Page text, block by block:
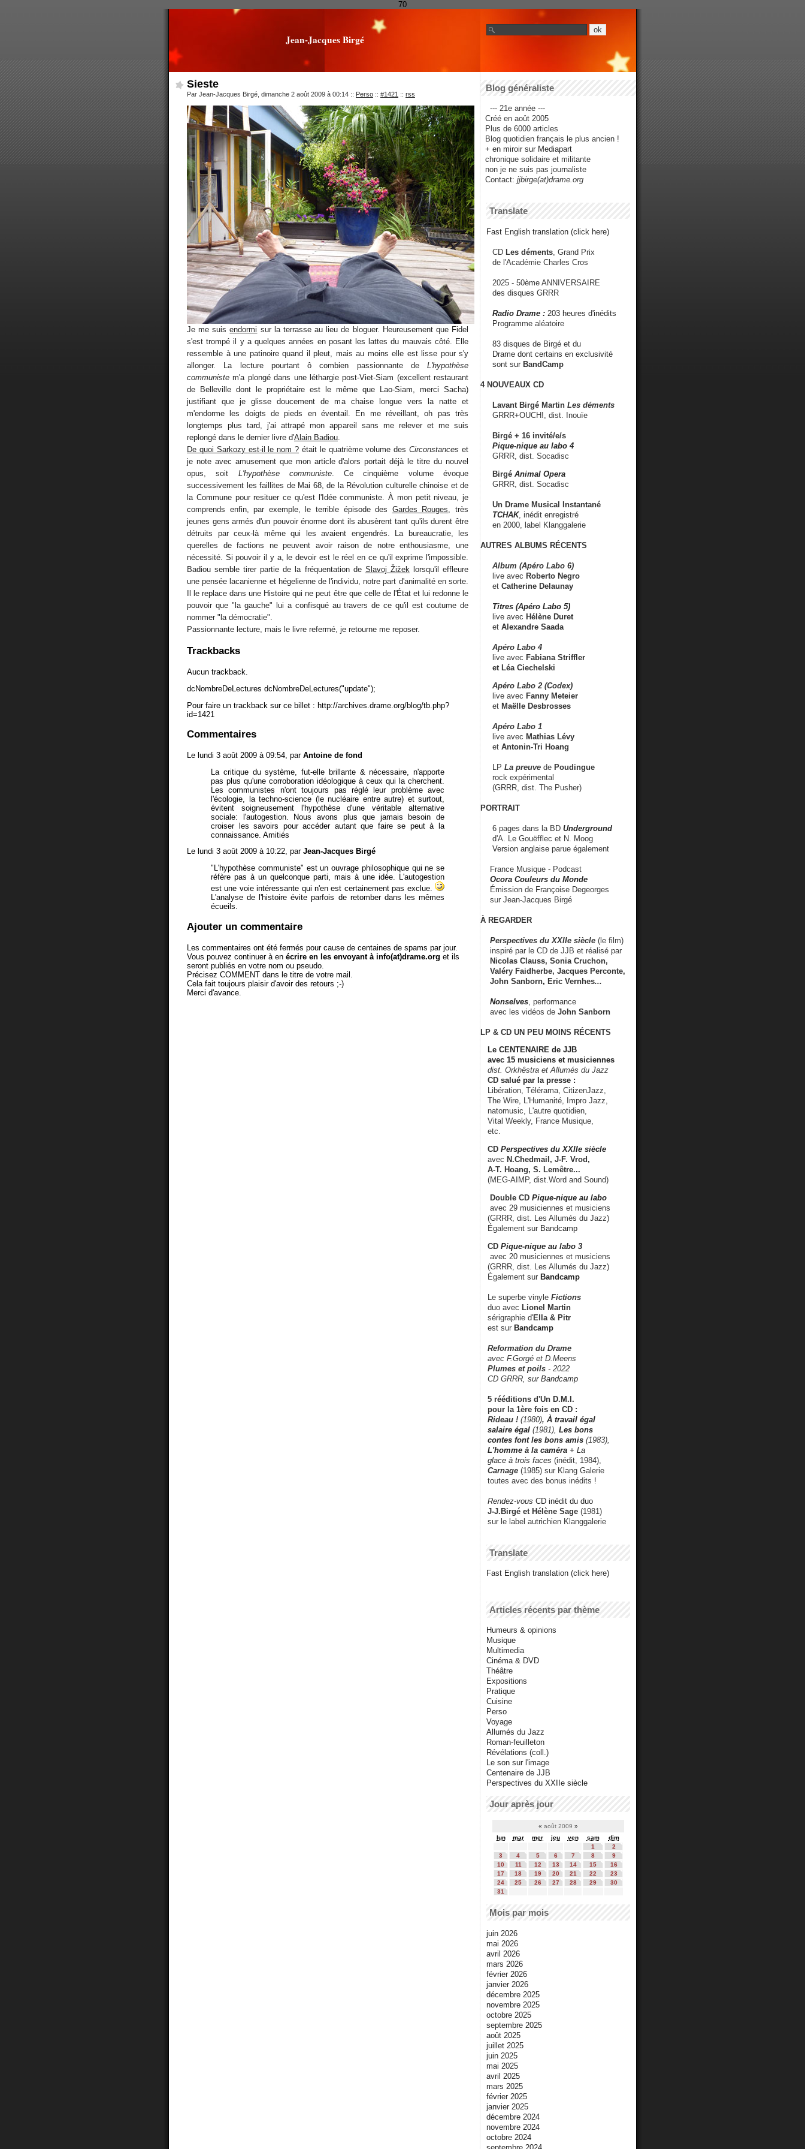
70
Jean-Jacques Birgé
Sieste
Par Jean-Jacques Birgé, dimanche 2 août 2009 à 00:14 :: Perso :: #1421 :: rss
Je me suisendormi sur la terrasse au lieu de bloguer. Heureusement que Fidel
s'est trompé il y a quelques années en posant les lattes du mauvais côté. Elle
ressemble à une patinoire quand il pleut, mais au moins elle est lisse pour s'y
allonger. La lecture pourtant ô combien passionnante de L'hypothèse
communiste m'a plongé dans une léthargie post-Viet-Siam (excellent restaurant
de Belleville dont le propriétaire est le même que Lao-Siam, merci Sacha)
justifiant que je glisse doucement de ma chaise longue vers la natte et
m'endorme les doigts de pieds en éventail. En me réveillant, oh pas très
longtemps plus tard, j'ai attrapé mon appareil sans me relever et me suis
replongé dans le dernier livre d'Alain Badiou
De quoi Sarkozy est-il le nom ? était le quatrième volume desCirconstances et
je note avec amusement que mon article d'alors portait déjà le titre du nouvel
opus, soit L'hypothèse communiste. Ce cinquième volume évoque
successivement les faillites de Mai 68, de la Révolution culturelle chinoise et de
la Commune pour resituer ce qu'est l'Idée communiste. À mon petit niveau, je
comprends enfin, par exemple, le terrible épisode des Gardes Rouges , très
jeunes gens armés d'un pouvoir énorme dont ils abusèrent tant qu'ils durent être
détruits par ceux-là même qui les avaient engendrés. La bureaucratie, les
querelles de factions ne peuvent avoir raison de notre enthousiasme, une
nécessité. Si pouvoir il y a, le devoir est le réel en ce qu'il exprime l'impossible.
Badiou semble tirer partie de la fréquentation de Slavoj Žižek lorsqu'il effleure
une pensée lacanienne et hégelienne de l'individu, notre part d'animalité en sorte.
Il le replace dans une Histoire qui ne peut être que celle de l'État et lui redonne le
pouvoir que "la gauche" lui a confisqué au travers de ce qu'il est coutume de
nommer "la démocratie".
Passionnante lecture, mais le livre refermé, je retourne me reposer.
Trackbacks
Aucun trackback.
dcNombreDeLectures dcNombreDeLectures("update");
Pour faire un trackback sur ce billet : http://archives.drame.org/blog/tb.php?
id=1421
Commentaires
Le lundi 3 août 2009 à 09:54, par Antoine de fond
La critique du système, fut-elle brillante & nécessaire, n'apporte
pas plus qu'une corroboration idéologique à ceux qui la cherchent.
Les communistes n'ont toujours pas réglé leur problème avec
l'écologie, la techno-science (le nucléaire entre autre) et surtout,
évitent soigneusement l'hypothèse d'une véritable alternative
sociale: l'autogestion. Nous avons plus que jamais besoin de
croiser les savoirs pour accéder autant que faire se peut à la
connaissance. Amitiés
Le lundi 3 août 2009 à 10:22, par Jean-Jacques Birgé
"L'hypothèse communiste" est un ouvrage philosophique qui ne se
réfère pas à un quelconque parti, mais à une idée. L'autogestion
est une voie intéressante qui n'en est certainement pas exclue.
L'analyse de l'histoire évite parfois de retomber dans les mêmes
écueils.
Ajouter un commentaire
Les commentaires ont été fermés pour cause de centaines de spams par jour.
Vous pouvez continuer à en écrire en les envoyant à info(at)drame.org et ils
seront publiés en votre nom ou pseudo.
Précisez COMMENT dans le titre de votre mail.
Cela fait toujours plaisir d'avoir des retours ;-)
Merci d'avance.
Blog généraliste
--- 21e année ---
Créé en août 2005
Plus de 6000 articles
Blog quotidien français le plus ancien !
+ en miroir sur Mediapart
chronique solidaire et militante
non je ne suis pas journaliste
Contact: jjbirge(at)drame.org
Translate
Fast English translation (click here)
CD Les déments , Grand Prix
de l'Académie Charles Cros
2025 - 50ème ANNIVERSAIRE
des disques GRRR
Radio Drame : 203 heures d'inédits
Programme aléatoire
83 disques de Birgé et du
Drame dont certains en exclusivité
sont sur BandCamp
4 NOUVEAUX CD
Lavant Birgé Martin Les déments
GRRR+OUCH!, dist. Inouïe
Birgé + 16 invité/e/s
Pique-nique au labo 4
GRRR, dist. Socadisc
Birgé Animal Opera
GRRR, dist. Socadisc
Un Drame Musical Instantané
TCHAK, inédit enregistré
en 2000, label Klanggalerie
AUTRES ALBUMS RÉCENTS
Album (Apéro Labo 6)
live avec Roberto Negro
et Catherine Delaunay
Titres (Apéro Labo 5)
live avec Hélène Duret
et Alexandre Saada
Apéro Labo 4
live avec Fabiana Striffler
et Léa Ciechelski
Apéro Labo 2 (Codex)
live avec Fanny Meteier
et Maëlle Desbrosses
Apéro Labo 1
live avec Mathias Lévy
et Antonin-Tri Hoang
LP La preuve de Poudingue
rock expérimental
(GRRR, dist. The Pusher)
PORTRAIT
6 pages dans la BD Underground
d'A. Le Gouëfflec et N. Moog
Version anglaise parue également
France Musique - Podcast
Ocora Couleurs du Monde
Émission de Françoise Degeorges
sur Jean-Jacques Birgé
À REGARDER
Perspectives du XXIIe siècle (le film)
inspiré par le CD de JJB et réalisé par
Nicolas Clauss, Sonia Cruchon,
Valéry Faidherbe, Jacques Perconte,
John Sanborn, Eric Vernhes...
Nonselves , performance
avec les vidéos de John Sanborn
LP & CD UN PEU MOINS RÉCENTS
Le CENTENAIRE de JJB
avec 15 musiciens et musiciennes
dist. Orkhêstra et Allumés du Jazz
CD salué par la presse :
Libération, Télérama, CitizenJazz,
The Wire, L'Humanité, Impro Jazz,
natomusic, L'autre quotidien,
Vital Weekly, France Musique,
etc.
CD Perspectives du XXIIe siècle
avec N.Chedmail, J-F. Vrod,
A-T. Hoang, S. Lemêtre...
(MEG-AIMP, dist.Word and Sound)
Double CD Pique-nique au labo
avec 29 musiciennes et musiciens
(GRRR, dist. Les Allumés du Jazz)
Également sur Bandcamp
CD Pique-nique au labo 3
avec 20 musiciennes et musiciens
(GRRR, dist. Les Allumés du Jazz)
Également sur Bandcamp
Le superbe vinyle Fictions
duo avec Lionel Martin
sérigraphie d'Ella & Pitr
est sur Bandcamp
Reformation du Drame
avec F.Gorgé et D.Meens
Plumes et poils - 2022
CD GRRR, sur Bandcamp
5 rééditions d'Un D.M.I.
pour la 1ère fois en CD :
Rideau ! (1980), À travail égal
salaire égal (1981), Les bons
contes font les bons amis (1983),
L'homme à la caméra + La
glace à trois faces (inédit, 1984),
Carnage (1985) sur Klang Galerie
toutes avec des bonus inédits !
Rendez-vous CD inédit du duo
J-J.Birgé et Hélène Sage (1981)
sur le label autrichien Klanggalerie
Translate
Fast English translation (click here)
Articles récents par thème
Humeurs & opinions
Musique
Multimedia
Cinéma & DVD
Théâtre
Expositions
Pratique
Cuisine
Perso
Voyage
Allumés du Jazz
Roman-feuilleton
Révélations (coll.)
Le son sur l'image
Centenaire de JJB
Perspectives du XXIIe siècle
Jour après jour
« août 2009 »
lun
mar mer jeu ven sam
dim
1
2
3
4 5 6 7 8
9
10
11 12 13 14 15
16
17
18 19 20 21 22
23
24
25 26 27 28 29
30
31
Mois par mois
juin 2026
mai 2026
avril 2026
mars 2026
février 2026
janvier 2026
décembre 2025
novembre 2025
octobre 2025
septembre 2025
août 2025
juillet 2025
juin 2025
mai 2025
avril 2025
mars 2025
février 2025
janvier 2025
décembre 2024
novembre 2024
octobre 2024